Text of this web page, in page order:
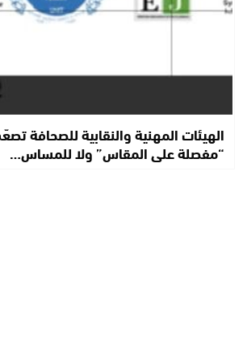
الهيئات المهنية والنقابية للصحافة
“مفصلة على المقاس” ولا للمساس…